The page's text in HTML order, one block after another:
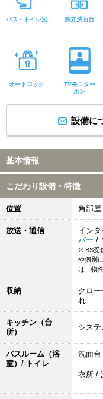
バス・トイレ別 独立洗面台
オートロック
TVモニター
ホン
設備に
基本情報
こだわり設備・特徴
位置 角部屋
放送・通信 イン
バー /
※ BS受
や個別
は、物
収納
クロ
れ
キッチン（台
所）
シス
バスルーム（浴
室）/ トイレ
洗面
衣所 /